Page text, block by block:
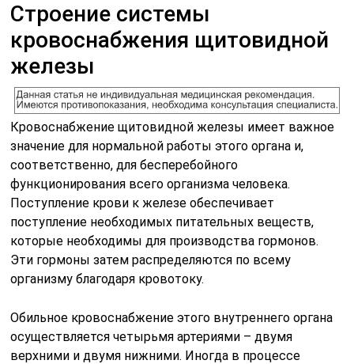
Строение системы
кровоснабжения щитовидной
железы
Кровоснабжение щитовидной железы имеет важное
значение для нормальной работы этого органа и,
соответственно, для бесперебойного
функционирования всего организма человека.
Поступление крови к железе обеспечивает
поступление необходимых питательных веществ,
которые необходимы для производства гормонов.
Эти гормоны затем распределяются по всему
организму благодаря кровотоку.
Обильное кровоснабжение этого внутреннего органа
осуществляется четырьмя артериями – двумя
верхними и двумя нижними. Иногда в процессе